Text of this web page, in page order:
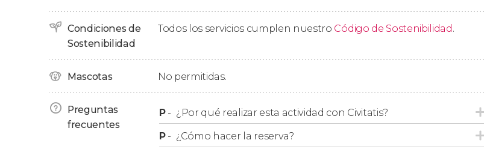
brillo de las distintas piezas. Algunas de ellas son utilizadas en actos oficiales por la princesa
Concluiremos la visita guiada por el castillo de Rosenborg frente a los arcos donde
iniciamos el tour.
A tener en cuenta
El precio del tour no incluye la entrada al castillo de Rosenborg
individual de adulto es de 110 coronas danesas (15 euros aproximados), mientras que el
Condiciones de
Sostenibilidad
Todos los servicios cumplen nuestro Código de Sostenibilidad .
Mascotas No permitidas.
Preguntas
frecuentes
P- ¿Por qué realizar esta actividad con Civitatis?
P- ¿Cómo hacer la reserva?